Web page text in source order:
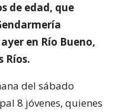
de edad, que
en Río Bueno,
Ríos.
del sábado
8 jóvenes, quienes